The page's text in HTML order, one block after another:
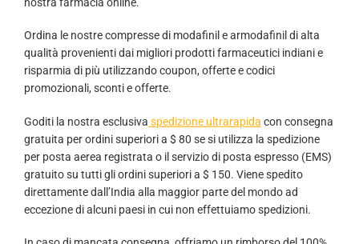
Ordina le nostre compresse di modafinil e armodafinil di alta
qualità provenienti dai migliori prodotti farmaceutici indiani e
risparmia di più utilizzando coupon, offerte e codici
promozionali, sconti e offerte.
Goditi la nostra esclusiva spedizione ultrarapida con consegna
gratuita per ordini superiori a $ 80 se si utilizza la spedizione
per posta aerea registrata o il servizio di posta espresso (EMS)
gratuito su tutti gli ordini superiori a $ 150. Viene spedito
direttamente dall’India alla maggior parte del mondo ad
eccezione di alcuni paesi in cui non effettuiamo spedizioni.